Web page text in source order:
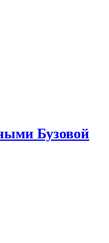
Бузовой